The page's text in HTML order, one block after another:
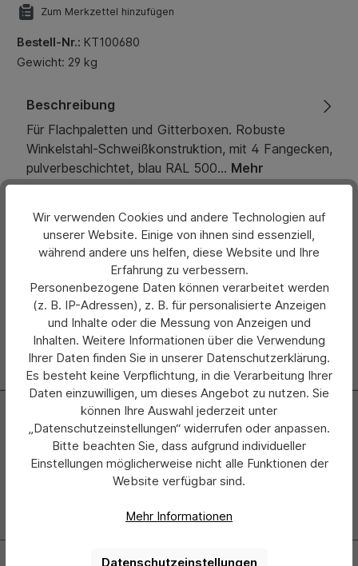
Zum Merkzettel hinzufügen
Bestell-Nr.: KT100680
Gewicht: 29 kg
Beschreibung
Für Flachpaletten und Gitterboxen. Robuste
Winkelstahl-Schweißkonstruktion, mit 4 Fangecken,
pulverbeschichtet, blau RAL 500… Mehr
Bewertungen
Hersteller
Newsletter
Abonnieren Sie jetzt einfach unseren regelmäßig
erscheinenden Newsletter und Sie werden stets als Erster
über neue Produkte und Angebote informiert.
Zur Newsletter Anmeldung
Wir verwenden Cookies und andere Technologien auf
unserer Website. Einige von ihnen sind essenziell,
während andere uns helfen, diese Website und Ihre
Erfahrung zu verbessern.
Personenbezogene Daten können verarbeitet werden
(z. B. IP-Adressen), z. B. für personalisierte Anzeigen
und Inhalte oder die Messung von Anzeigen und
Inhalten. Weitere Informationen über die Verwendung
Ihrer Daten finden Sie in unserer Datenschutzerklärung.
Es besteht keine Verpflichtung, in die Verarbeitung Ihrer
Daten einzuwilligen, um dieses Angebot zu nutzen. Sie
können Ihre Auswahl jederzeit unter
„Datenschutzeinstellungen“ widerrufen oder anpassen.
Bitte beachten Sie, dass aufgrund individueller
Einstellungen möglicherweise nicht alle Funktionen der
Website verfügbar sind.
Mehr Informationen
Datenschutzeinstellungen